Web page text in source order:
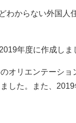
からない外国人
年度に作成しま
オリエンテーショ
した。また、